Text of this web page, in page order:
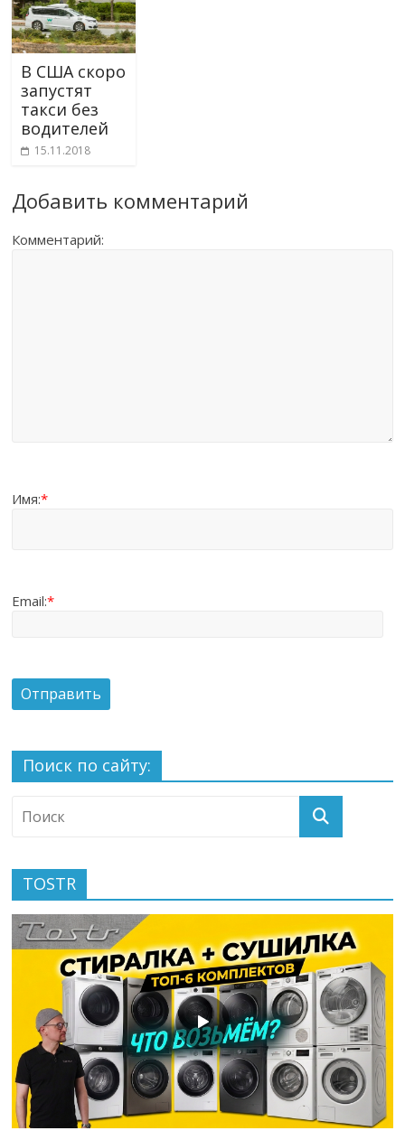
В США скоро
запустят
такси без
водителей
15.11.2018
Добавить комментарий
Комментарий:
Имя:*
Email:*
Поиск по сайту:
TOSTR